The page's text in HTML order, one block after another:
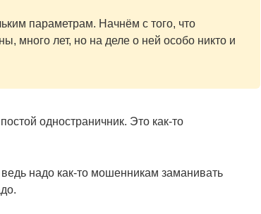
параметрам. Начнём с того, что
много лет, но на деле о ней особо никто и
одностраничник. Это как-то
надо как-то мошенникам заманивать